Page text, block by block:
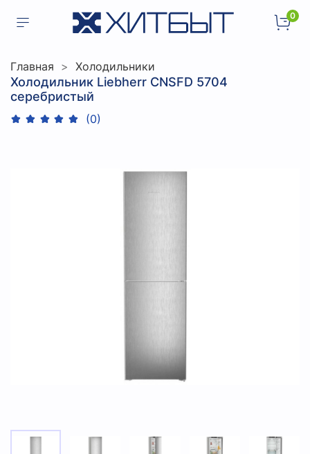
0
Главная Холодильники
Холодильник Liebherr CNSFD 5704
серебристый
(0)